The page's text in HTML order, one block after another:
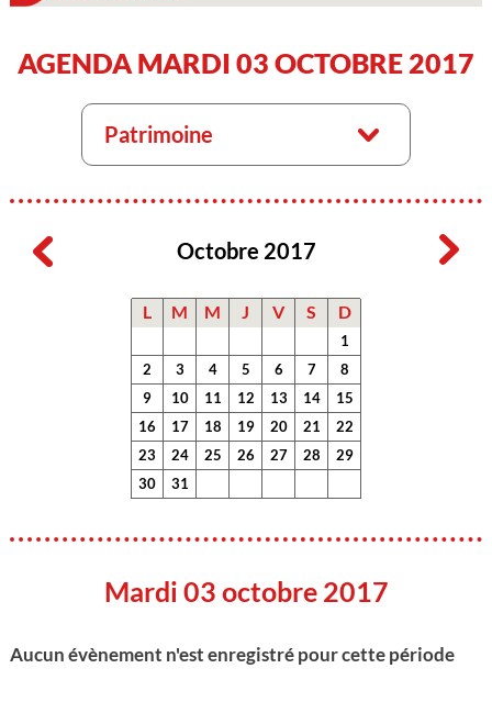
AGENDA MARDI 03 OCTOBRE 2017
Patrimoine
Octobre 2017
L M M J V S D
1
2
3 4 5 6 7
8
9
10 11 12 13 14
15
16
17 18 19 20 21
22
23
24 25 26 27 28
29
30
31
Mardi 03 octobre 2017
Aucun évènement n'est enregistré pour cette période